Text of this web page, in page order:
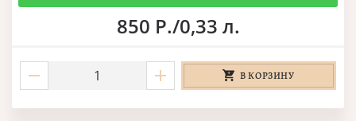
850 Р./0,33 л.
В КОРЗИНУ